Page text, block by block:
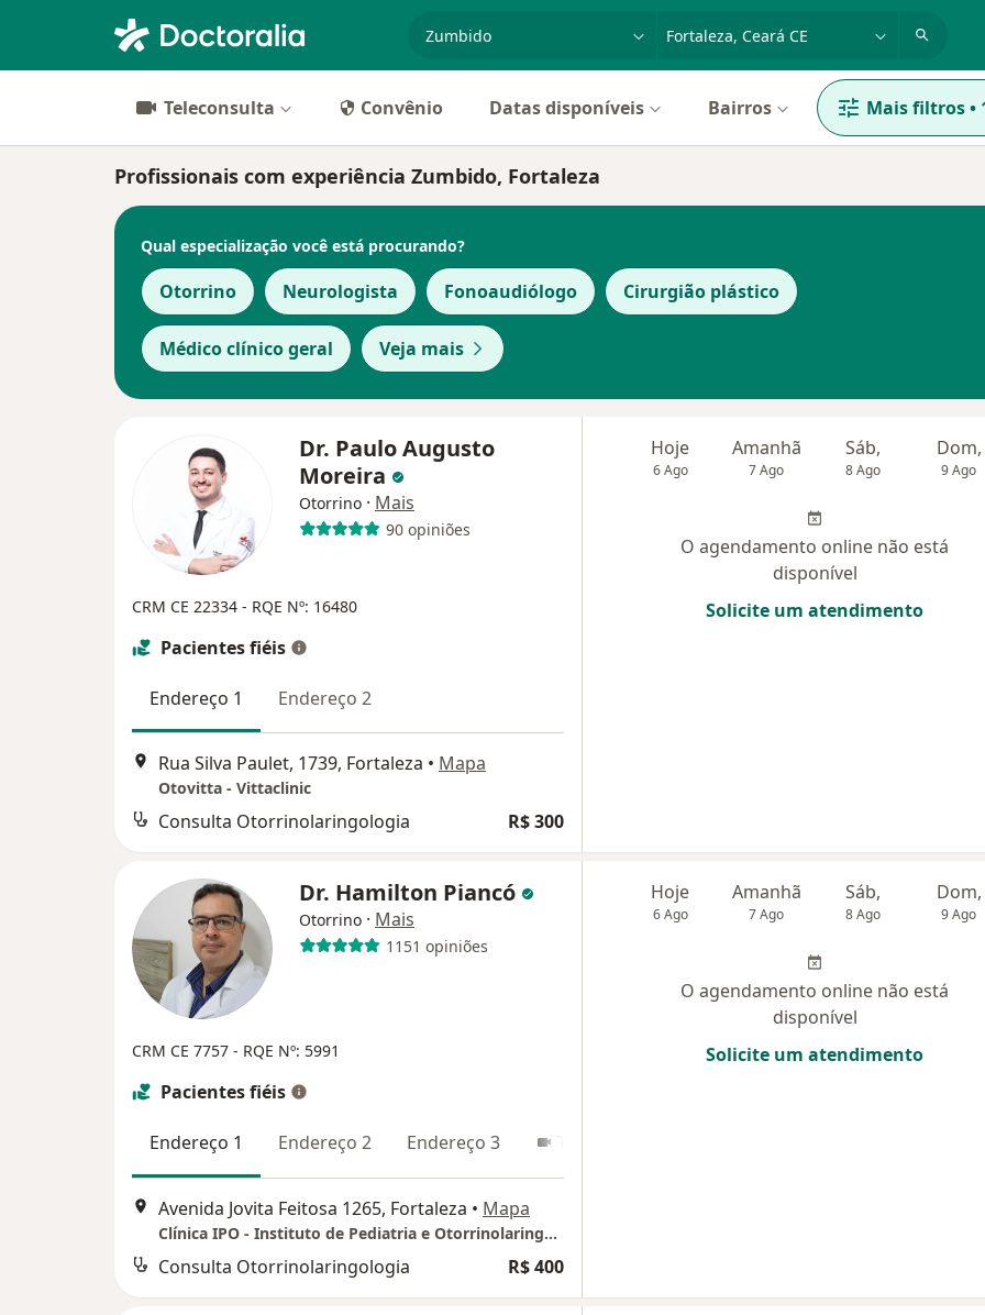
cidade ou região
Teleconsulta Convênio Datas disponíveis Bairros Mais filtros•
Profissionais com experiência Zumbido, Fortaleza
Qual especialização você está procurando?
Otorrino Neurologista Fonoaudiólogo Cirurgião plástico
Médico clínico geral Veja mais
Dr. Paulo Augusto
Moreira
Otorrino · Mais
90 opiniões
CRM CE 22334 - RQE Nº: 16480
Pacientes fiéis
Endereço 1 Endereço 2
Rua Silva Paulet, 1739, Fortaleza • Mapa
Otovitta - Vittaclinic
Consulta Otorrinolaringologia R$ 300
Hoje
6 Ago
Amanhã
7 Ago
Sáb,
8 Ago
Dom,
9 Ago
O agendamento online não está
disponível
Solicite um atendimento
Dr. Hamilton Piancó
Otorrino · Mais
1151 opiniões
CRM CE 7757 - RQE Nº: 5991
Pacientes fiéis
Endereço 1 Endereço 2 Endereço 3 Teleconsulta
Avenida Jovita Feitosa 1265, Fortaleza • Mapa
Clínica IPO - Instituto de Pediatria e Otorrinolaringologia
Consulta Otorrinolaringologia R$ 400
Hoje
6 Ago
Amanhã
7 Ago
Sáb,
8 Ago
Dom,
9 Ago
O agendamento online não está
disponível
Solicite um atendimento